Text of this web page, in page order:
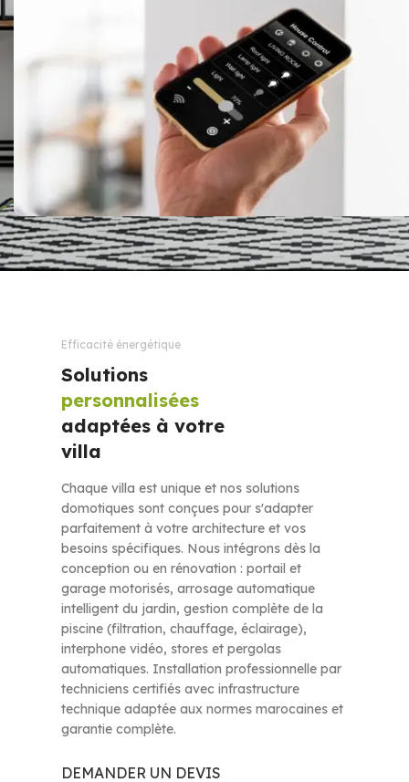
Efficacité énergétique
Solutions
personnalisées
adaptées à votre
villa
Chaque villa est unique et nos solutions
domotiques sont conçues pour s'adapter
parfaitement à votre architecture et vos
besoins spécifiques. Nous intégrons dès la
conception ou en rénovation : portail et
garage motorisés, arrosage automatique
intelligent du jardin, gestion complète de la
piscine (filtration, chauffage, éclairage),
interphone vidéo, stores et pergolas
automatiques. Installation professionnelle par
techniciens certifiés avec infrastructure
technique adaptée aux normes marocaines et
garantie complète.
DEMANDER UN DEVIS